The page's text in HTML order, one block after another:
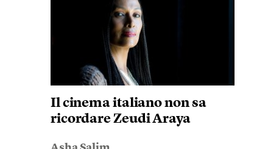
Il cinema italiano non sa
ricordare Zeudi Araya